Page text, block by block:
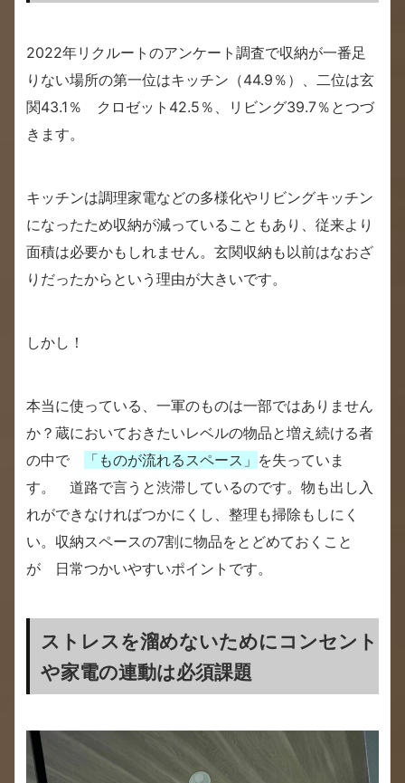
2022年リクルートのアンケート調査で収納が一番足
りない場所の第一位はキッチン（44.9％）、二位は玄
関43.1％ クロゼット42.5％、リビング39.7％とつづ
きます。
キッチンは調理家電などの多様化やリビングキッチン
になったため収納が減っていることもあり、従来より
面積は必要かもしれません。玄関収納も以前はなおざ
りだったからという理由が大きいです。
しかし！
本当に使っている、一軍のものは一部ではありません
か？蔵においておきたいレベルの物品と増え続ける者
の中で
「ものが流れるスペース」 を失っていま
す。 道路で言うと渋滞しているのです。物も出し入
れができなければつかにくし、整理も掃除もしにく
い。収納スペースの7割に物品をとどめておくこと
が 日常つかいやすいポイントです。
ストレスを溜めないためにコンセント
や家電の連動は必須課題